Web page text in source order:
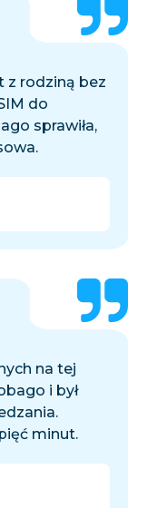
z rodziną bez
do
sprawiła,
na tej
i był
minut.